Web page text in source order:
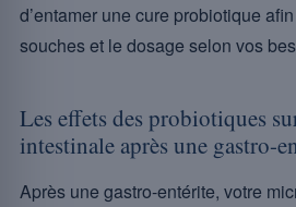
d’entamer une cure probiotique
souches et le dosage selon vos
Les effets des probiotiques
intestinale après une gastro-
Après une gastro-entérite, votre